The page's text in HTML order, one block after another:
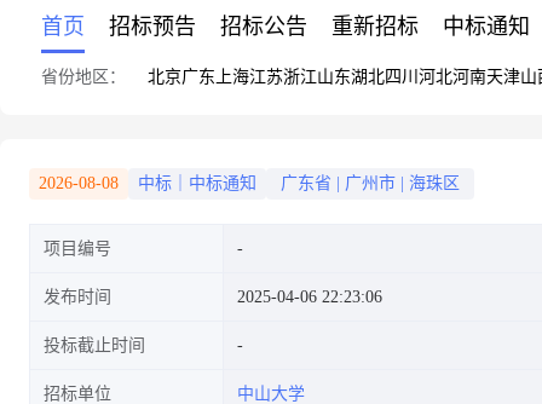
首页 招标预告 招标公告 重新招标 中标通知
省份地区： 北京广东 上海江苏浙江山东湖北四川 河北河南天津山
2026-08-08 中标｜中标通知 广东省 广州市 海珠区
项目编号
发布时间 2025-04-06 22:23:06
投标截止时间
招标单位 中山大学